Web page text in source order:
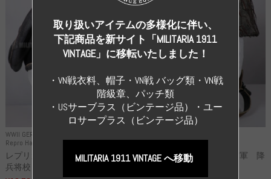
WWII GERMANY
Repro Hat and Cap SS and WSS
レプリカ 武装親衛隊 WSS 歩
兵将校 クラッシュキャップ ...
Repro Hat and Cap Luftwaffe
高品質レプリカ ドイツ空軍 降
取り扱いアイテムの多様化に伴い、
下記商品を新サイト「MILITARIA 1911
VINTAGE」に移転いたしました！
・VN戦衣料、帽子・VN戦 バッグ類・VN戦
階級章、パッチ類
・USサーブラス（ビンテージ品）・ユー
ロサープラス（ビンテージ品）
MILITARIA 1911 VINTAGE へ移動